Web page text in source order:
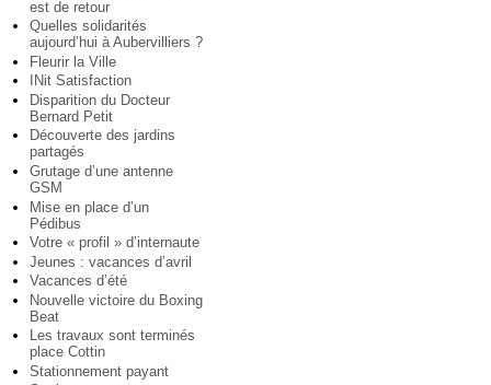
est de retour
Quelles solidarités
aujourd’hui à Aubervilliers ?
Fleurir la Ville
INit Satisfaction
Disparition du Docteur
Bernard Petit
Découverte des jardins
partagés
Grutage d’une antenne
GSM
Mise en place d’un
Pédibus
Votre « profil » d’internaute
Jeunes : vacances d’avril
Vacances d’été
Nouvelle victoire du Boxing
Beat
Les travaux sont terminés
place Cottin
Stationnement payant